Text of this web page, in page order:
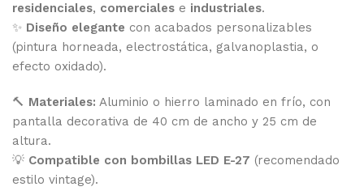
residenciales, comerciales e industriales.
✨ Diseño elegante con acabados personalizables
(pintura horneada, electrostática, galvanoplastia, o
efecto oxidado).
🔨 Materiales: Aluminio o hierro laminado en frío, con
pantalla decorativa de 40 cm de ancho y 25 cm de
altura.
💡 Compatible con bombillas LED E-27 (recomendado
estilo vintage).